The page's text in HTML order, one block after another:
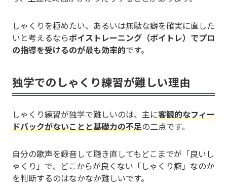
しゃくりを極めたい、あるいは無駄な癖を確実に直した
いと考えるならボイストレーニング（ボイトレ）でプロ
の指導を受けるのが最も効率的です。
独学でのしゃくり練習が難しい理由
しゃくり練習が独学で難しいのは、主に客観的なフィー
ドバックがないことと基礎力の不足の二点です。
自分の歌声を録音して聴き直してもどこまでが「良いし
ゃくり」で、どこからが良くない「しゃくり癖」なのか
を判断するのはなかなか難しいです。